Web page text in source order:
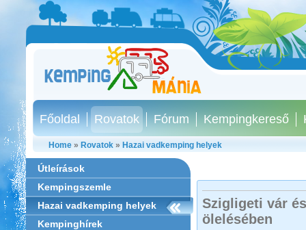
Főoldal Rovatok Fórum Kempingkereső
Home » Rovatok » Hazai vadkemping helyek
Útleírások
Kempingszemle
Hazai vadkemping helyek
Kempinghírek
Szigligeti vár
ölelésében